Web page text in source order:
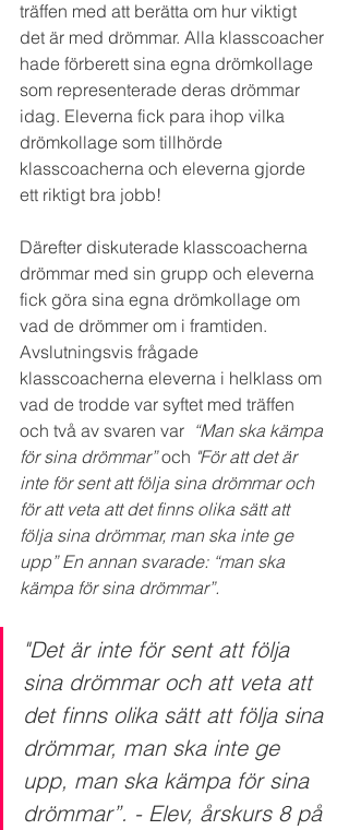
träffen med att berätta om hur viktigt
det är med drömmar. Alla klasscoacher
hade förberett sina egna drömkollage
som representerade deras drömmar
idag. Eleverna fick para ihop vilka
drömkollage som tillhörde
klasscoacherna och eleverna gjorde
ett riktigt bra jobb!
Därefter diskuterade klasscoacherna
drömmar med sin grupp och eleverna
fick göra sina egna drömkollage om
vad de drömmer om i framtiden.
Avslutningsvis frågade
klasscoacherna eleverna i helklass om
vad de trodde var syftet med träffen
och två av svaren var “Man ska kämpa
för sina drömmar” och "För att det är
inte för sent att följa sina drömmar och
för att veta att det finns olika sätt att
följa sina drömmar, man ska inte ge
upp” En annan svarade: “man ska
kämpa för sina drömmar”.
"Det är inte för sent att följa
sina drömmar och att veta att
det finns olika sätt att följa sina
drömmar, man ska inte ge
upp, man ska kämpa för sina
drömmar”. - Elev, årskurs 8 på